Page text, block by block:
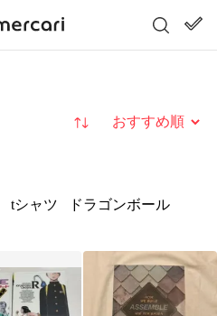
並び替え
tシャツ
ドラゴンボール